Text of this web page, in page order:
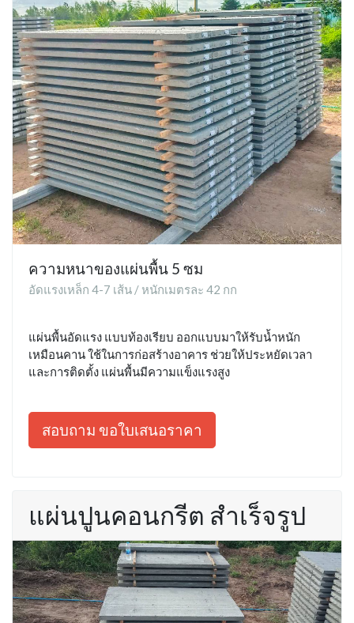
ความหนาของแผ่นพื้น 5 ซม
อัดแรงเหล็ก 4-7 เส้น / หนักเมตรละ 42 กก
แผ่นพื้นอัดแรง แบบท้องเรียบ ออกแบบมาให้รับน้ำหนัก
เหมือนคาน ใช้ในการก่อสร้างอาคาร ช่วยให้ประหยัดเวลา
และการติดตั้ง แผ่นพื้นมีความแข็งแรงสูง
สอบถาม ขอใบเสนอราคา
แผ่นปูนคอนกรีต สำเร็จรูป